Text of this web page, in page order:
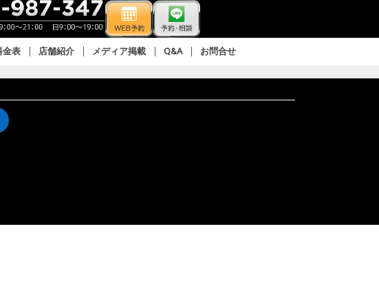
金表 店舗紹介 メディア掲載 Q&A お問合せ